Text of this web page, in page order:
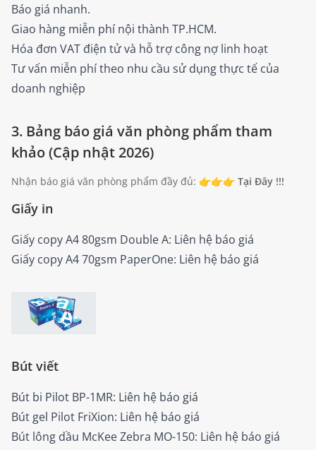
Báo giá nhanh.
Giao hàng miễn phí nội thành TP.HCM.
Hóa đơn VAT điện tử và hỗ trợ công nợ linh hoạt
Tư vấn miễn phí theo nhu cầu sử dụng thực tế của
doanh nghiệp
3. Bảng báo giá văn phòng phẩm tham
khảo (Cập nhật 2026)
Nhận báo giá văn phòng phẩm đầy đủ: 👉👉👉 Tại Đây !!!
Giấy in
Giấy copy A4 80gsm Double A: Liên hệ báo giá
Giấy copy A4 70gsm PaperOne: Liên hệ báo giá
Bút viết
Bút bi Pilot BP-1MR: Liên hệ báo giá
Bút gel Pilot FriXion: Liên hệ báo giá
Bút lông dầu McKee Zebra MO-150: Liên hệ báo giá